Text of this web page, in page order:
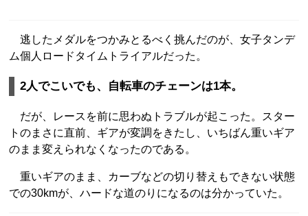
逃したメダルをつかみとるべく挑んだのが、女子タンデ
ム個人ロードタイムトライアルだった。
2人でこいでも、自転車のチェーンは1本。
だが、レースを前に思わぬトラブルが起こった。スター
トのまさに直前、ギアが変調をきたし、いちばん重いギア
のまま変えられなくなったのである。
重いギアのまま、カーブなどの切り替えもできない状態
での30kmが、ハードな道のりになるのは分かっていた。